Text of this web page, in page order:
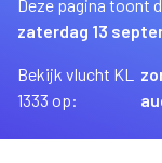
Deze pagina toont
zaterdag 13
Bekijk vlucht KL
1333 op: